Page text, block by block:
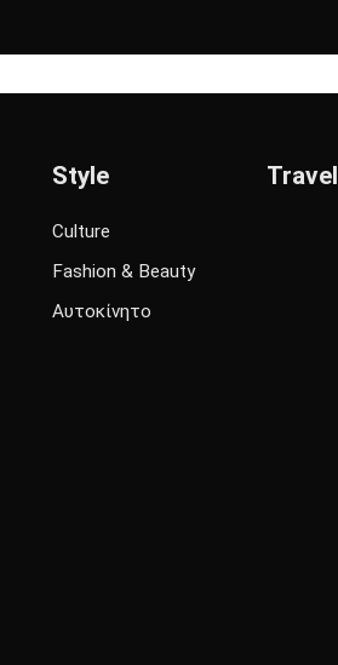
Style
Culture
Fashion & Beauty
Αυτοκίνητο
Travel